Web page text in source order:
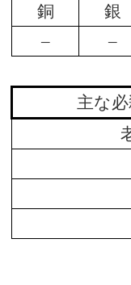
銅
銀
–
–
主な